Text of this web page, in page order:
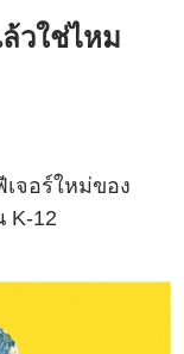
วใช่ไหม
จอร์ใหม่ของ
K-12